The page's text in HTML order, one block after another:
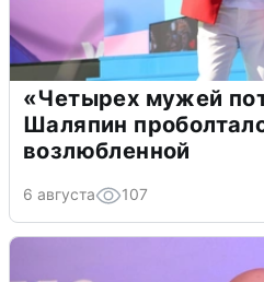
«Четырех мужей
Шаляпин
возлюбленной
6 августа 107